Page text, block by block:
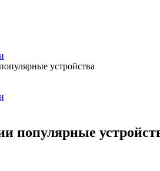
устройства
популярные